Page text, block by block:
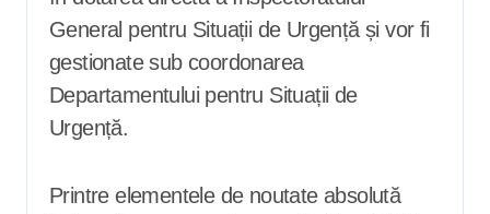
General pentru Situații de Urgență și vor fi
gestionate sub coordonarea
Departamentului pentru Situații de
Urgență.
Printre elementele de noutate absolută